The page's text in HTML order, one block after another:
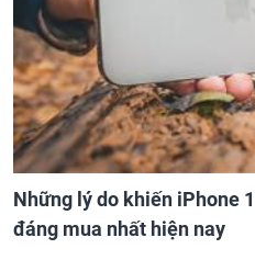
Những lý do khiến iPhone
đáng mua nhất hiện nay